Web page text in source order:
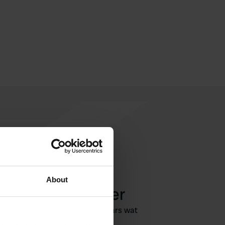
About
review achter
Vertel andere camperaars wat